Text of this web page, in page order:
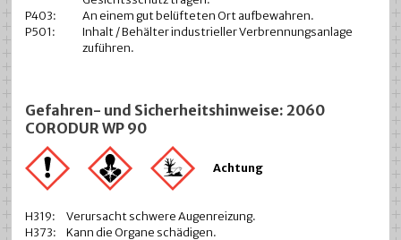
P403:
An einem gut belüfteten Ort aufbewahren.
P501:
Inhalt / Behälter industrieller Verbrennungsanlage
zuführen.
Gefahren- und Sicherheitshinweise: 2060
CORODUR WP 90
Achtung
H319:
Verursacht schwere Augenreizung.
H373:
Kann die Organe schädigen.